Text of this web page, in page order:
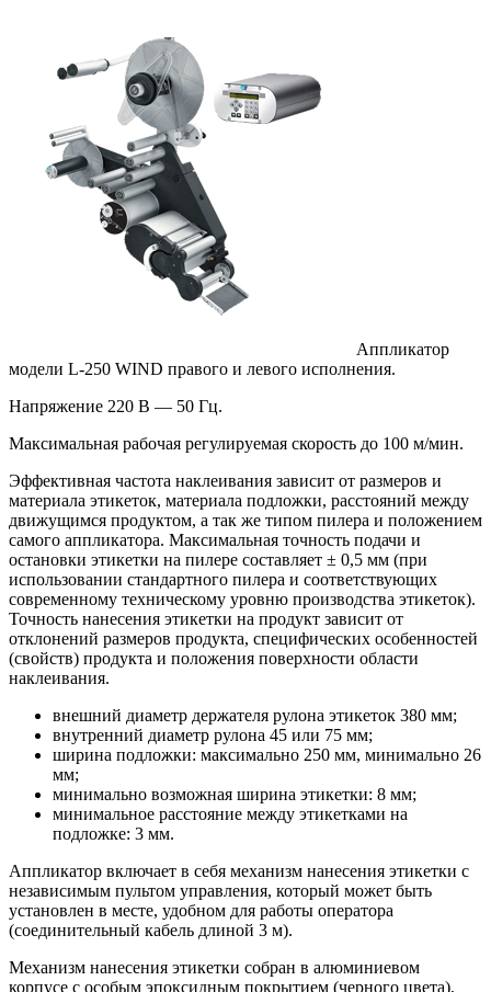
Аппликатор
модели L-250 WIND правого и левого исполнения.
Напряжение 220 В — 50 Гц.
Максимальная рабочая регулируемая скорость до 100 м/мин.
Эффективная частота наклеивания зависит от размеров и
материала этикеток, материала подложки, расстояний между
движущимся продуктом, а так же типом пилера и положением
самого аппликатора. Максимальная точность подачи и
остановки этикетки на пилере составляет ± 0,5 мм (при
использовании стандартного пилера и соответствующих
современному техническому уровню производства этикеток).
Точность нанесения этикетки на продукт зависит от
отклонений размеров продукта, специфических особенностей
(свойств) продукта и положения поверхности области
наклеивания.
внешний диаметр держателя рулона этикеток 380 мм;
внутренний диаметр рулона 45 или 75 мм;
ширина подложки: максимально 250 мм, минимально 26
мм;
минимально возможная ширина этикетки: 8 мм;
минимальное расстояние между этикетками на
подложке: 3 мм.
Аппликатор включает в себя механизм нанесения этикетки с
независимым пультом управления, который может быть
установлен в месте, удобном для работы оператора
(соединительный кабель длиной 3 м).
Механизм нанесения этикетки собран в алюминиевом
корпусе с особым эпоксидным покрытием (черного цвета),